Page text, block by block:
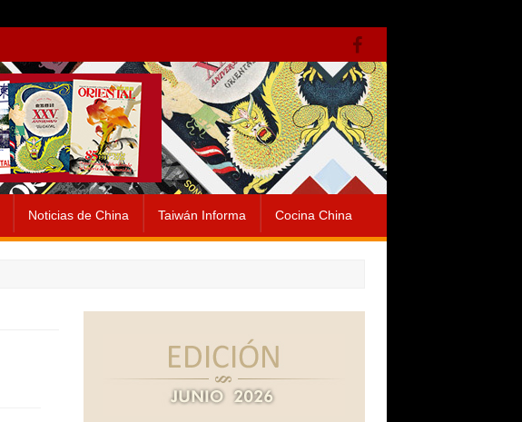
Noticias de China Taiwán Informa Cocina China